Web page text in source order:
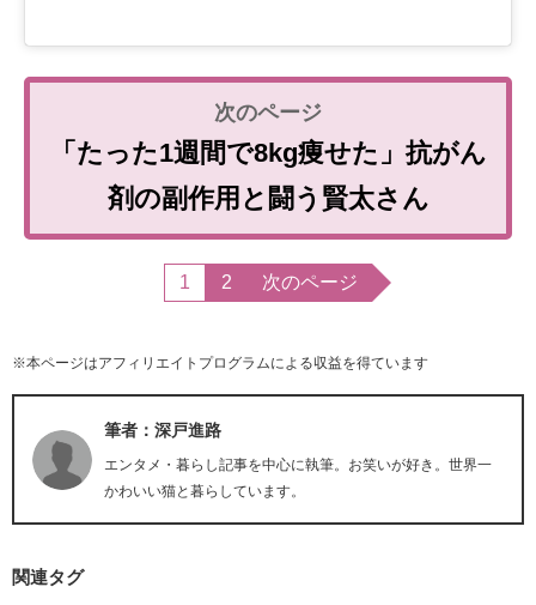
「たった1週間で8kg痩せた」抗がん
剤の副作用と闘う賢太さん
1 2 次のページ
※本ページはアフィリエイトプログラムによる収益を得ています
筆者：深戸進路
エンタメ・暮らし記事を中心に執筆。お笑いが好き。世界一
かわいい猫と暮らしています。
関連タグ